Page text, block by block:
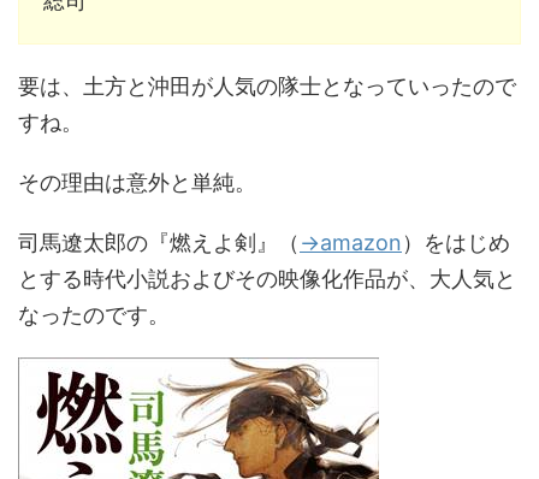
要は、土方と沖田が人気の隊士となっていったので
すね。
その理由は意外と単純。
司馬遼太郎の『燃えよ剣』（ →amazon）をはじめ
とする時代小説およびその映像化作品が、大人気と
なったのです。